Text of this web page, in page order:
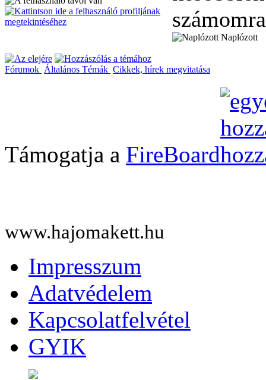
Naplózott
Fórumok Általános Témák Cikkek, hírek megvitatása
Támogatja a FireBoard
www.hajomakett.hu
Impresszum
Adatvédelem
Kapcsolatfelvétel
GYIK